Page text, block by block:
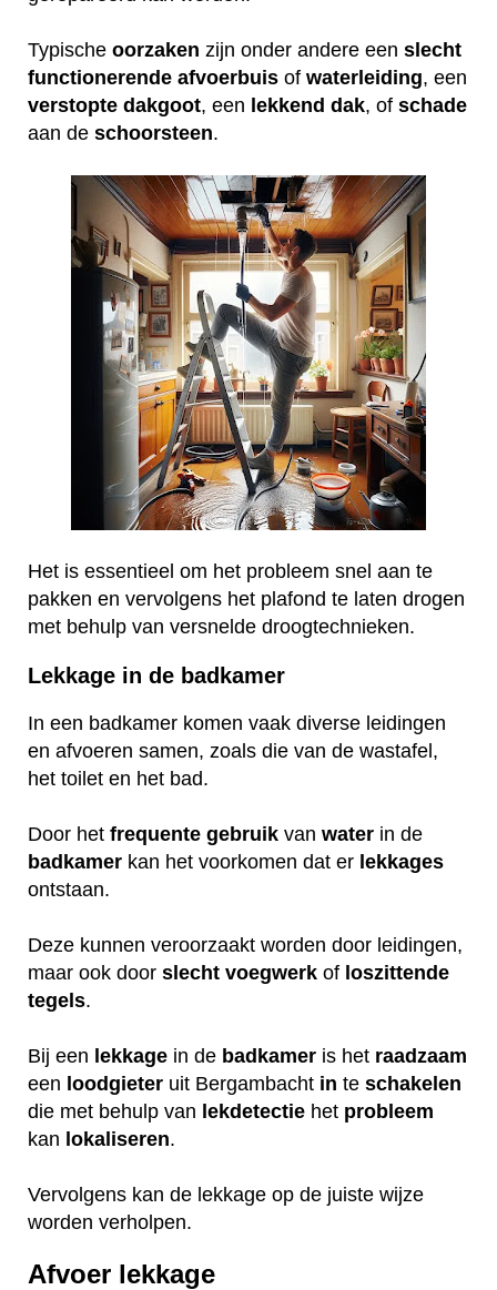
Typische oorzaken zijn onder andere een slecht
functionerende afvoerbuis of waterleiding, een
verstopte dakgoot, een lekkend dak, of schade
aan de schoorsteen.
Het is essentieel om het probleem snel aan te
pakken en vervolgens het plafond te laten drogen
met behulp van versnelde droogtechnieken.
Lekkage in de badkamer
In een badkamer komen vaak diverse leidingen
en afvoeren samen, zoals die van de wastafel,
het toilet en het bad.
Door het frequente gebruik van water in de
badkamer kan het voorkomen dat er lekkages
ontstaan.
Deze kunnen veroorzaakt worden door leidingen,
maar ook door slecht voegwerk of loszittende
tegels.
Bij een lekkage in de badkamer is het raadzaam
een loodgieter uit Bergambacht in te schakelen
die met behulp van lekdetectie het probleem
kan lokaliseren.
Vervolgens kan de lekkage op de juiste wijze
worden verholpen.
Afvoer lekkage